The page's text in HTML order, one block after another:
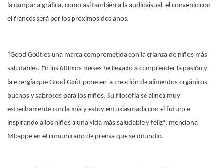
la campaña gráfica, como así también a la audiovisual, el convenio con
el francés será por los próximos dos años.
“Good Goût es una marca comprometida con la crianza de niños más
saludables. En los últimos meses he llegado a comprender la pasión y
la energía que Good Goût pone en la creación de alimentos orgánicos
buenos y sabrosos para los niños. Su filosofía se alinea muy
estrechamente con la mía y estoy entusiasmada con el futuro e
inspirando a los niños a una vida más saludable y feliz", menciona
Mbappé en el comunicado de prensa que se difundió.